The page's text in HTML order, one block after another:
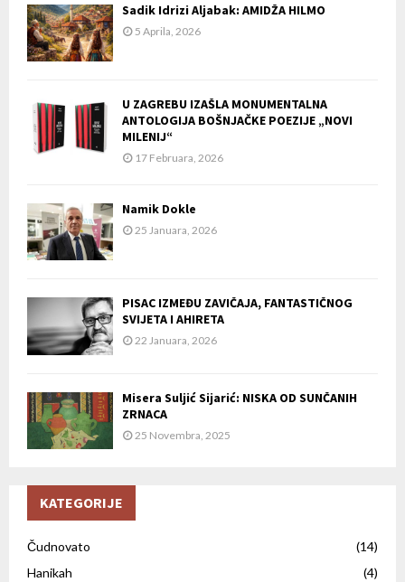
Sadik Idrizi Aljabak: AMIDŽA HILMO
5 Aprila, 2026
U ZAGREBU IZAŠLA MONUMENTALNA
ANTOLOGIJA BOŠNJAČKE POEZIJE „NOVI
MILENIJ“
17 Februara, 2026
Namik Dokle
25 Januara, 2026
PISAC IZMEĐU ZAVIČAJA, FANTASTIČNOG
SVIJETA I AHIRETA
22 Januara, 2026
Misera Suljić Sijarić: NISKA OD SUNČANIH
ZRNACA
25 Novembra, 2025
KATEGORIJE
Čudnovato
(14)
Hanikah
(4)